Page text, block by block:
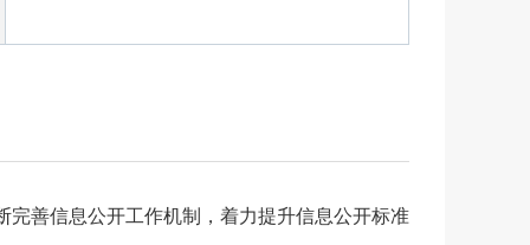
完善信息公开工作机制，着力提升信息公开标准